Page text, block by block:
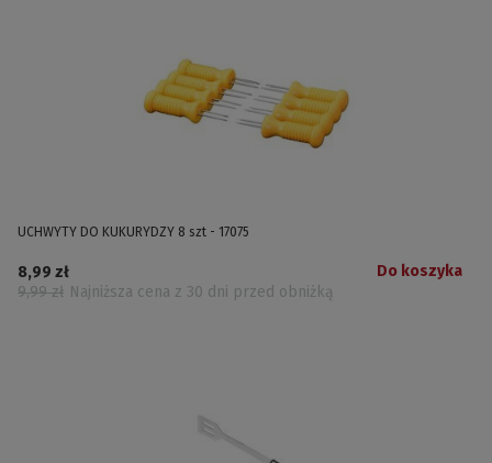
UCHWYTY DO KUKURYDZY 8 szt - 17075
8,99 zł
9,99 zł Najniższa cena z 30 dni przed obniżką
Do koszyka